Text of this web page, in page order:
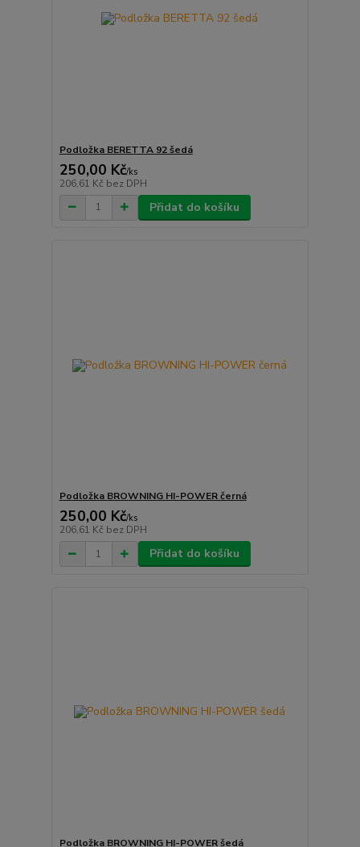
Podložka BERETTA 92 šedá
250,00 Kč/ks
206,61 Kč bez DPH
Přidat do košíku
Podložka BROWNING HI-POWER černá
250,00 Kč/ks
206,61 Kč bez DPH
Přidat do košíku
Podložka BROWNING HI-POWER šedá